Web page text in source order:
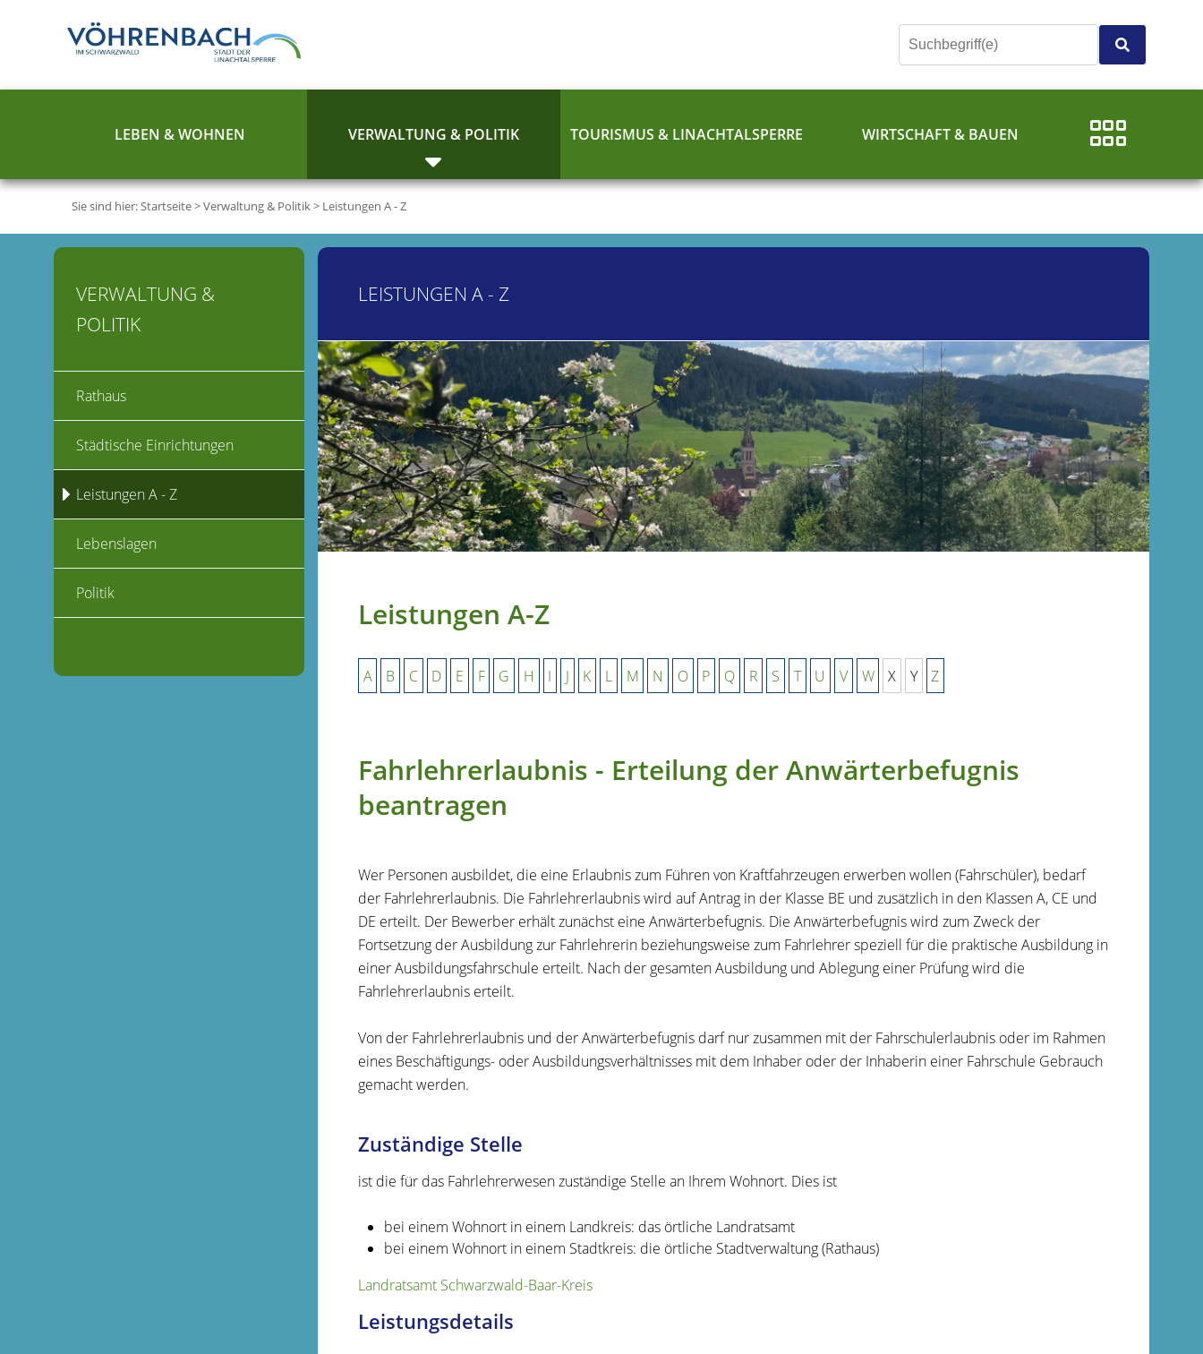
LEBEN & WOHNEN VERWALTUNG & POLITIK TOURISMUS & LINACHTALSPERRE WIRTSCHAFT & BAUEN
Sie sind hier:Startseite>Verwaltung & Politik> Leistungen A - Z
LEISTUNGEN A - Z
Leistungen A-Z
A B C D E F G H I J K L M N O P Q R S T U V W X Y Z
Fahrlehrerlaubnis - Erteilung der Anwärterbefugnis
beantragen
Wer Personen ausbildet, die eine Erlaubnis zum Führen von Kraftfahrzeugen erwerben wollen (Fahrschüler), bedarf
der Fahrlehrerlaubnis. Die Fahrlehrerlaubnis wird auf Antrag in der Klasse BE und zusätzlich in den Klassen A, CE und
DE erteilt. Der Bewerber erhält zunächst eine Anwärterbefugnis. Die Anwärterbefugnis wird zum Zweck der
Fortsetzung der Ausbildung zur Fahrlehrerin beziehungsweise zum Fahrlehrer speziell für die praktische Ausbildung in
einer Ausbildungsfahrschule erteilt. Nach der gesamten Ausbildung und Ablegung einer Prüfung wird die
Fahrlehrerlaubnis erteilt.
Von der Fahrlehrerlaubnis und der Anwärterbefugnis darf nur zusammen mit der Fahrschulerlaubnis oder im Rahmen
eines Beschäftigungs- oder Ausbildungsverhältnisses mit dem Inhaber oder der Inhaberin einer Fahrschule Gebrauch
gemacht werden.
Zuständige Stelle
ist die für das Fahrlehrerwesen zuständige Stelle an Ihrem Wohnort. Dies ist
bei einem Wohnort in einem Landkreis: das örtliche Landratsamt
bei einem Wohnort in einem Stadtkreis: die örtliche Stadtverwaltung (Rathaus)
Landratsamt Schwarzwald-Baar-Kreis
Leistungsdetails
VERWALTUNG &
POLITIK
Rathaus
Städtische Einrichtungen
Leistungen A - Z
Lebenslagen
Politik